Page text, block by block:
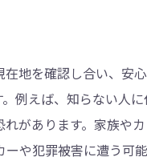
地を確認し合い、安
例えば、知らない人
があります。家族や
や犯罪被害に遭う可